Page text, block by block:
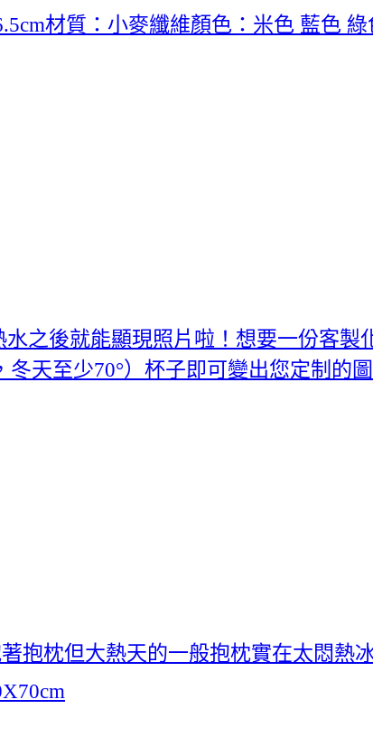
材質：小麥纖維顏色：米色 藍色
水之後就能顯現照片啦！想要一份客
天至少70°）杯子即可變出您定制的
抱枕但大熱天的一般抱枕實在太悶